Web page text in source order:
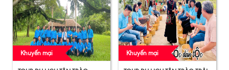
Khuyến mại Khuyến mại